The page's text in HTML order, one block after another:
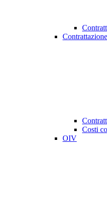
Costi
OIV